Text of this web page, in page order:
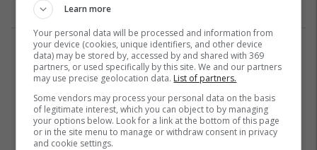
Marketing
2
Learn more
Your personal data will be processed and information from
your device (cookies, unique identifiers, and other device
data) may be stored by, accessed by and shared with 369
partners, or used specifically by this site. We and our partners
may use precise geolocation data. List of partners.
Some vendors may process your personal data on the basis
of legitimate interest, which you can object to by managing
your options below. Look for a link at the bottom of this page
or in the site menu to manage or withdraw consent in privacy
and cookie settings.